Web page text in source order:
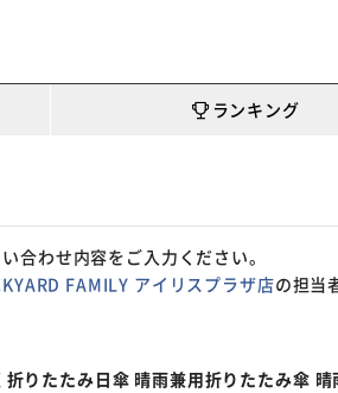
ランキング
合わせ内容をご入力ください。
FAMILY アイリスプラザ店の担当
りたたみ日傘 晴雨兼用折りたたみ傘